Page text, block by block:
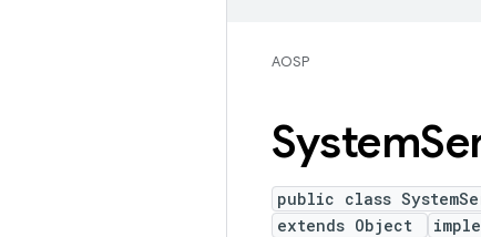
AOSP
System
public class
extends Object